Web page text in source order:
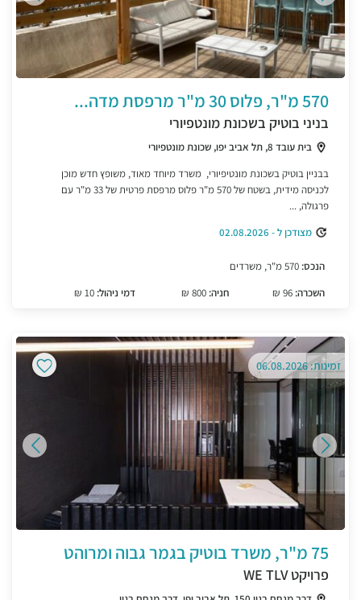
570 מ"ר, פלוס 30 מ"ר מרפסת מדה...
בניני בוטיק בשכונת מונטפיורי
בית עובד 8, תל אביב יפו, שכונת מונטפיורי
בבניין בוטיק בשכונת מונטיפיורי, משרד מיוחד מאוד, משופץ חדש מוכן
לכניסה מידית, בשטח של 570 מ"ר פלוס מרפסת פרטית של 33 מ"ר עם
פרגולה, ...
מצודכן ל - 02.08.2026
הנכס:
השכרה:
חניה: דמי ניהול: 10 ₪
זמינות: 06.08.2026
75 מ"ר, משרד בוטיק בגמר גבוה ומרוהט
פרויקט WE TLV